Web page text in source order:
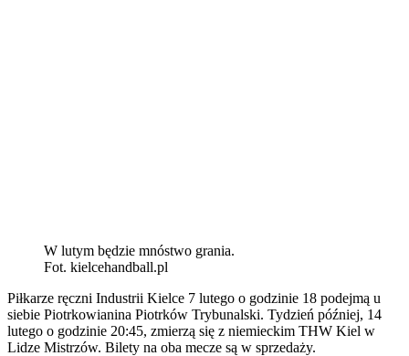
W lutym będzie mnóstwo grania.
Fot. kielcehandball.pl
Piłkarze ręczni Industrii Kielce 7 lutego o godzinie 18 podejmą u
siebie Piotrkowianina Piotrków Trybunalski. Tydzień później, 14
lutego o godzinie 20:45, zmierzą się z niemieckim THW Kiel w
Lidze Mistrzów. Bilety na oba mecze są w sprzedaży.